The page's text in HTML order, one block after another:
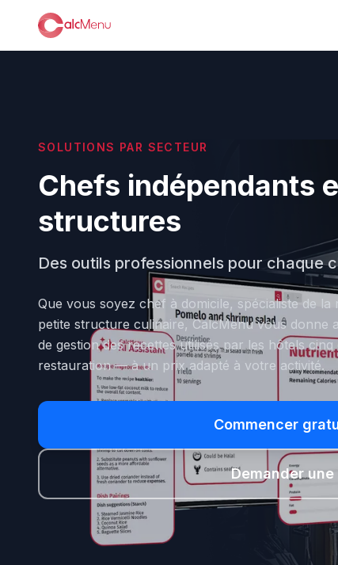
SOLUTIONS PAR SECTEUR
Chefs indépendants
structures
Des outils professionnels pour chaque
Que vous soyez chef à domicile, spécialiste de
petite structure culinaire, CalcMenu vous donne
de gestion des recettes utilisés par les hôtels
restauration — à un prix adapté à votre activité.
Commencer
Demander une